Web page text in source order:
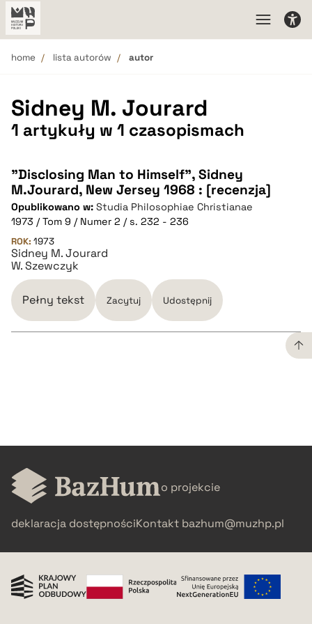
home lista autorów autor
Sidney M. Jourard
1 artykuły w 1 czasopismach
"Disclosing Man to Himself", Sidney
M.Jourard, New Jersey 1968 : [recenzja]
Opublikowano w: Studia Philosophiae Christianae
1973 / Tom 9 / Numer 2 / s. 232 - 236
ROK: 1973
Sidney M. Jourard
W. Szewczyk
Pełny tekst Zacytuj Udostępnij
pobierz cytat
o projekcie
deklaracja dostępnościKontakt bazhum@muzhp.pl